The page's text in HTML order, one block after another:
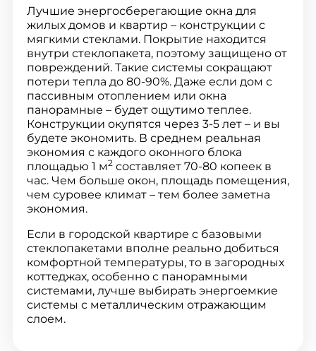
Лучшие энергосберегающие окна для
жилых домов и квартир – конструкции с
мягкими стеклами. Покрытие находится
внутри стеклопакета, поэтому защищено от
повреждений. Такие системы сокращают
потери тепла до 80-90%. Даже если дом с
пассивным отоплением или окна
панорамные – будет ощутимо теплее.
Конструкции окупятся через 3-5 лет – и вы
будете экономить. В среднем реальная
экономия с каждого оконного блока
площадью 1 м2составляет 70-80 копеек в
час. Чем больше окон, площадь помещения,
чем суровее климат – тем более заметна
экономия.
Если в городской квартире с базовыми
стеклопакетами вполне реально добиться
комфортной температуры, то в загородных
коттеджах, особенно с панорамными
системами, лучше выбирать энергоемкие
системы с металлическим отражающим
слоем.